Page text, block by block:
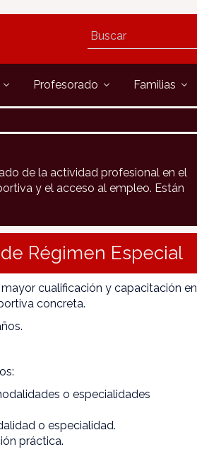
Profesorado Familias
de la actividad profesional en el
y el acceso al empleo. Están
Régimen Especial
cualificación y capacitación en
concreta.
o especialidades
o especialidad.
práctica.